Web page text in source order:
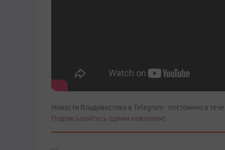
Новости Владивостока в Telegram - постоянно в
Подписывайтесь одним нажатием!